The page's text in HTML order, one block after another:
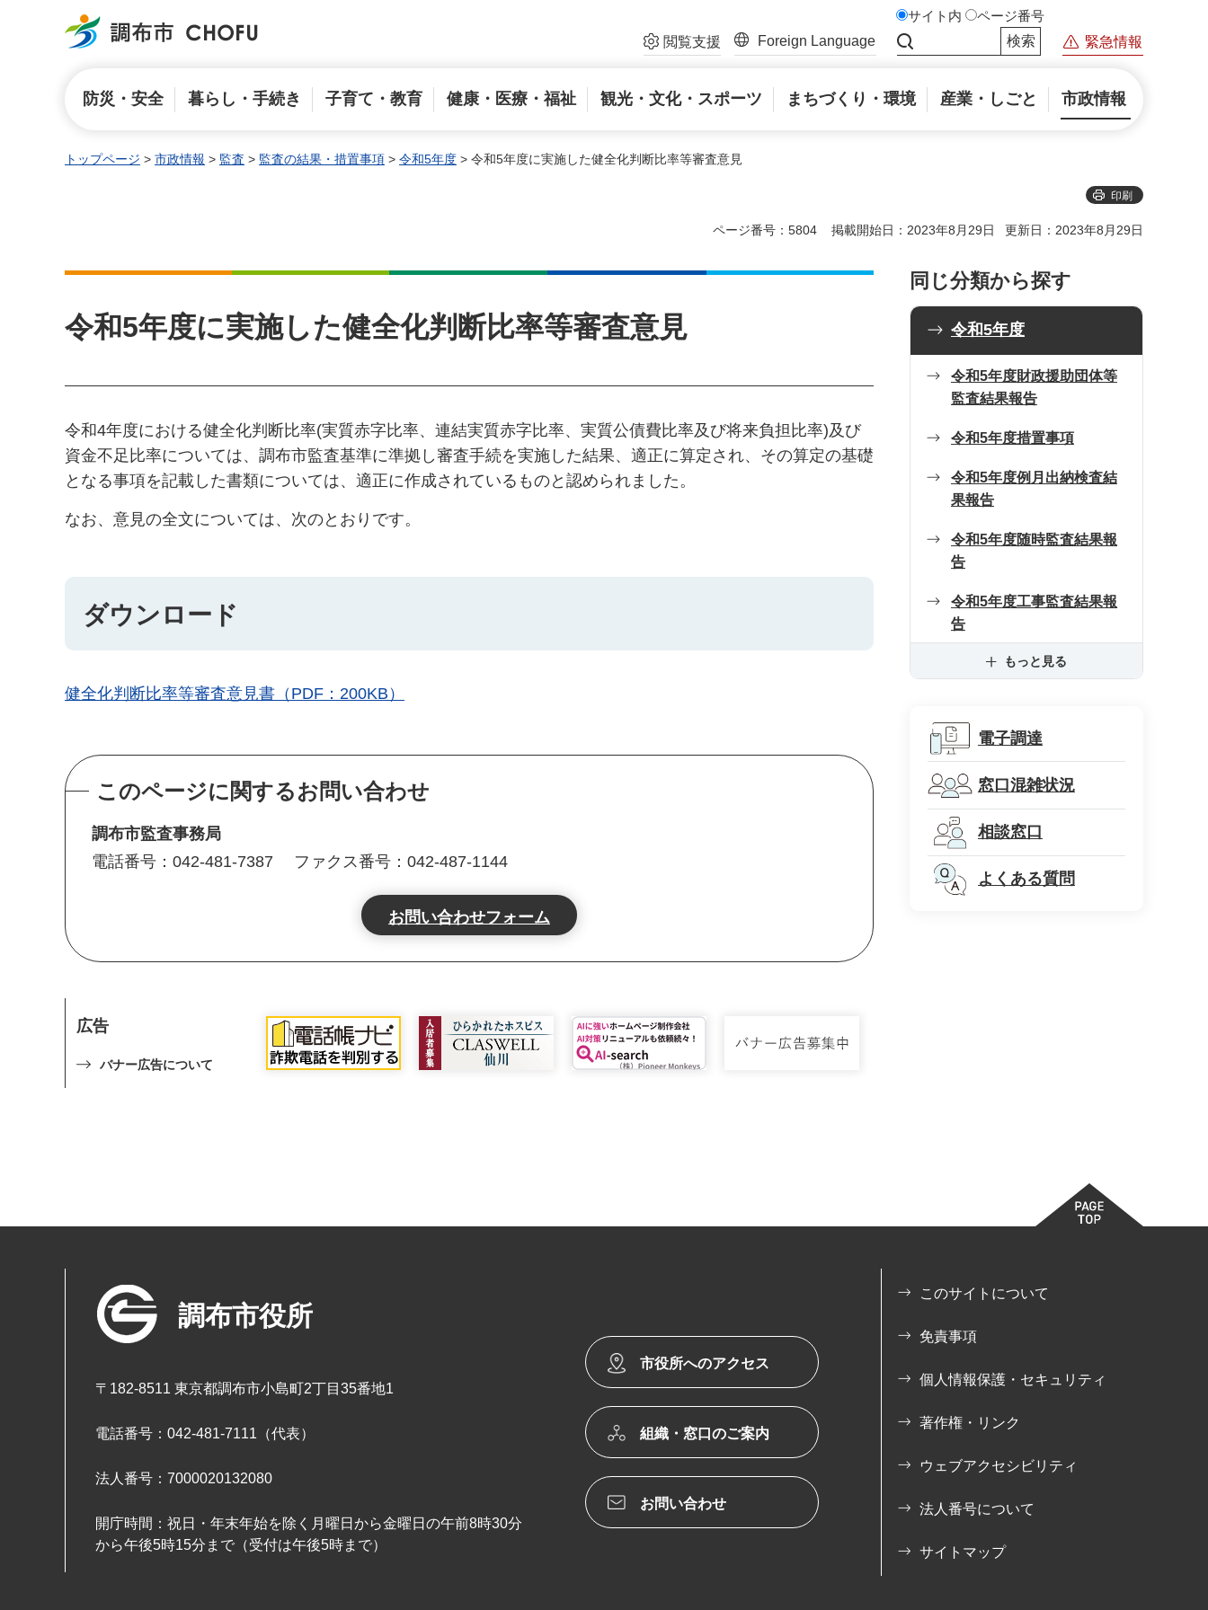
調布市 閲覧支援 Foreign Language
サイト内 ページ番号
緊急情報
防災・安全 暮らし・手続き 子育て・教育 健康・医療・福祉 観光・文化・スポーツ まちづくり・環境 産業・しごと 市政情報
トップページ > 市政情報 > 監査 > 監査の結果・措置事項 > 令和5年度 > 令和5年度に実施した健全化判断比率等審査意見
印刷
ページ番号：5804 掲載開始日：2023年8月29日 更新日：2023年8月29日
令和5年度に実施した健全化判断比率等審査意見
令和4年度における健全化判断比率(実質赤字比率、連結実質赤字比率、実質公債費比率及び将来負担比率)及び
資金不足比率については、調布市監査基準に準拠し審査手続を実施した結果、適正に算定され、その算定の基礎
となる事項を記載した書類については、適正に作成されているものと認められました。
なお、意見の全文については、次のとおりです。
ダウンロード
健全化判断比率等審査意見書（PDF：200KB）
このページに関するお問い合わせ
調布市監査事務局
電話番号：042-481-7387
ファクス番号：042-487-1144
広告
バナー広告について
同じ分類から探す
令和5年度
令和5年度財政援助団体等
監査結果報告
令和5年度措置事項
令和5年度例月出納検査結
果報告
令和5年度随時監査結果報
告
令和5年度工事監査結果報
告
もっと見る
電子調達
窓口混雑状況
相談窓口
よくある質問
調布市役所
〒182-8511 東京都調布市小島町2丁目35番地1
電話番号：042-481-7111（代表）
法人番号：7000020132080
開庁時間：祝日・年末年始を除く月曜日から金曜日の午前8時30分
から午後5時15分まで（受付は午後5時まで）
市役所へのアクセス
組織・窓口のご案内
お問い合わせ
このサイトについて
免責事項
個人情報保護・セキュリティ
著作権・リンク
ウェブアクセシビリティ
法人番号について
サイトマップ